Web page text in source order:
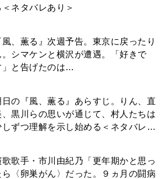
＜ネタバレあり＞
風、薫る』次週予告。東京に戻ったり
。シマケンと横沢が遭遇。「好きで
」と告げたのは…
日の『風、薫る』あらすじ。りん、直
、黒川らの思いが通じて、村人たちは
しずつ理解を示し始める＜ネタバレあ
歌歌手・市川由紀乃「更年期かと思っ
ら〈卵巣がん〉だった。９ヵ月の闘病